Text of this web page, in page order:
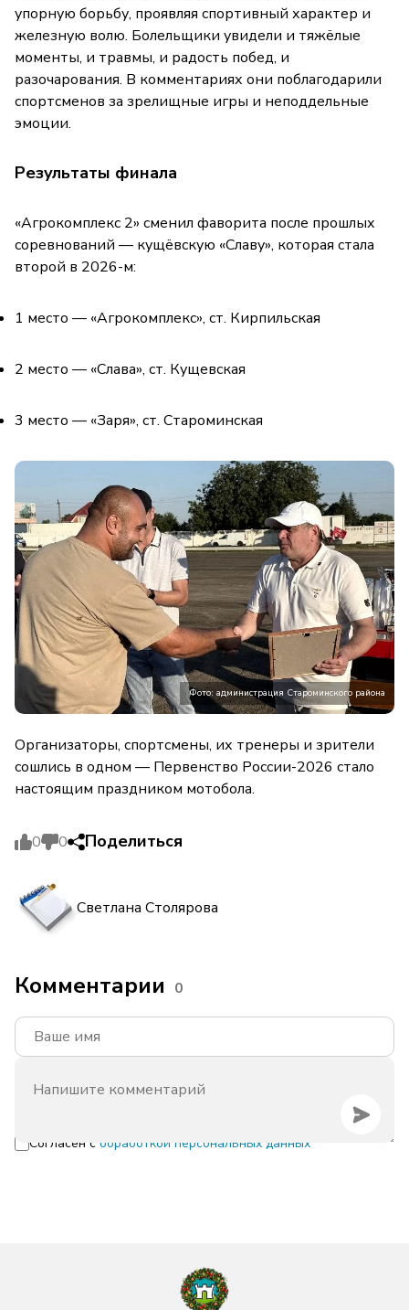
упорную борьбу, проявляя спортивный характер и
железную волю. Болельщики увидели и тяжёлые
моменты, и травмы, и радость побед, и
разочарования. В комментариях они поблагодарили
спортсменов за зрелищные игры и неподдельные
эмоции.
Результаты финала
«Агрокомплекс 2» сменил фаворита после прошлых
соревнований — кущёвскую «Славу», которая стала
второй в 2026-м:
1 место — «Агрокомплекс», ст. Кирпильская
2 место — «Слава», ст. Кущевская
3 место — «Заря», ст. Староминская
Фото: администрация Староминского района
Организаторы, спортсмены, их тренеры и зрители
сошлись в одном — Первенство России-2026 стало
настоящим праздником мотобола.
0 0 Поделиться
Светлана Столярова
Комментарии 0
Согласен с обработкой персональных данных